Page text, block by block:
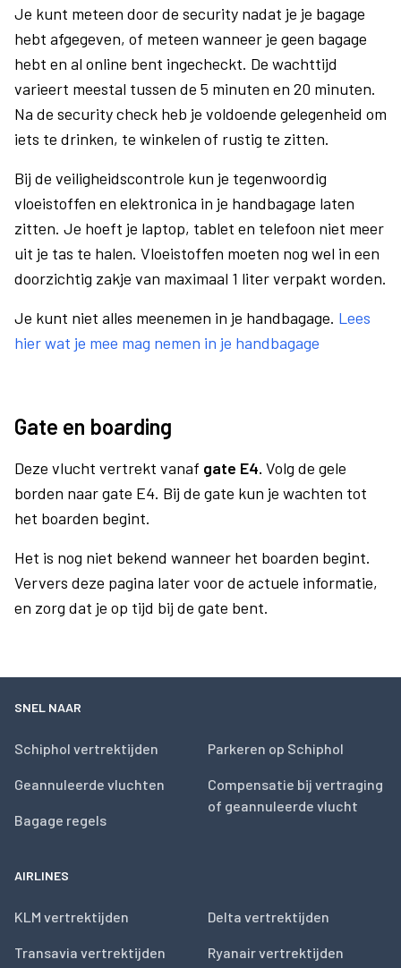
Je kunt meteen door de security nadat je je bagage
hebt afgegeven, of meteen wanneer je geen bagage
hebt en al online bent ingecheckt. De wachttijd
varieert meestal tussen de 5 minuten en 20 minuten.
Na de security check heb je voldoende gelegenheid om
iets te drinken, te winkelen of rustig te zitten.
Bij de veiligheidscontrole kun je tegenwoordig
vloeistoffen en elektronica in je handbagage laten
zitten. Je hoeft je laptop, tablet en telefoon niet meer
uit je tas te halen. Vloeistoffen moeten nog wel in een
doorzichtig zakje van maximaal 1 liter verpakt worden.
Je kunt niet alles meenemen in je handbagage. Lees
hier wat je mee mag nemen in je handbagage
Gate en boarding
Deze vlucht vertrekt vanaf gate E4. Volg de gele
borden naar gate E4. Bij de gate kun je wachten tot
het boarden begint.
Het is nog niet bekend wanneer het boarden begint.
Ververs deze pagina later voor de actuele informatie,
en zorg dat je op tijd bij de gate bent.
SNEL NAAR
Schiphol vertrektijden
Geannuleerde vluchten
Bagage regels
Parkeren op Schiphol
Compensatie bij vertraging
of geannuleerde vlucht
AIRLINES
KLM vertrektijden
Transavia vertrektijden
Delta vertrektijden
Ryanair vertrektijden